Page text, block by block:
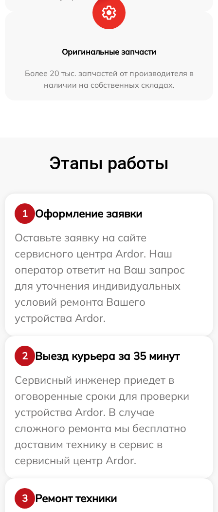
Оригинальные запчасти
Более 20 тыс. запчастей от производителя в
наличии на собственных складах.
Этапы работы
1
Оформление заявки
Оставьте заявку на сайте
сервисного центра Ardor. Наш
оператор ответит на Ваш запрос
для уточнения индивидуальных
условий ремонта Вашего
устройства Ardor.
2
Выезд курьера за 35 минут
Сервисный инженер приедет в
оговоренные сроки для проверки
устройства Ardor. В случае
сложного ремонта мы бесплатно
доставим технику в сервис в
сервисный центр Ardor.
3 Ремонт техники